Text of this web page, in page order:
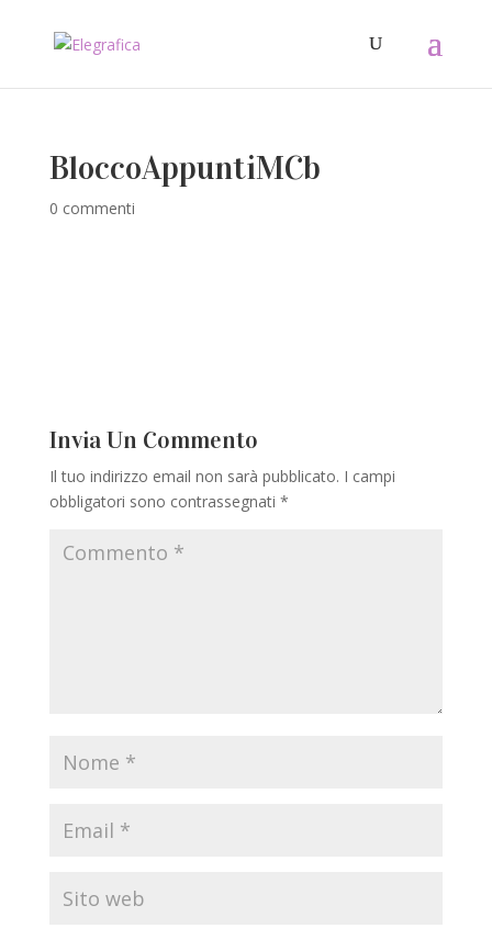
BloccoAppuntiMCb
0 commenti
Invia Un Commento
Il tuo indirizzo email non sarà pubblicato. I campi
obbligatori sono contrassegnati *